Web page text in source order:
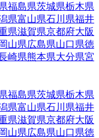
福島県茨城県栃木県
県富山県石川県福井
県滋賀県京都府大阪
岡山県広島県山口県徳
崎県熊本県大分県宮
福島県茨城県栃木県
県富山県石川県福井
県滋賀県京都府大阪
岡山県広島県山口県徳